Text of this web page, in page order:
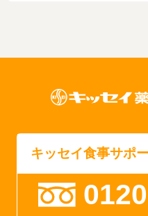
キッセイ食事サポ